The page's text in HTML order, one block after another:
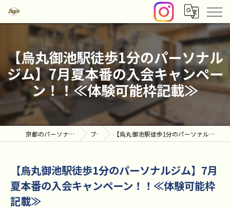
【烏丸御池駅徒歩1分のパーソナル
ジム】7月夏本番の入会キャンペー
ン！！≪体験可能枠記載≫
京都のパーソナルトレーニングならfan's-PT- ブログ 【烏丸御池駅徒歩1分のパーソナルジム】7月夏本番の入会キャンペーン！！≪体験可能枠記載≫
【烏丸御池駅徒歩1分のパーソナルジム】7月
夏本番の入会キャンペーン！！≪体験可能枠
記載≫